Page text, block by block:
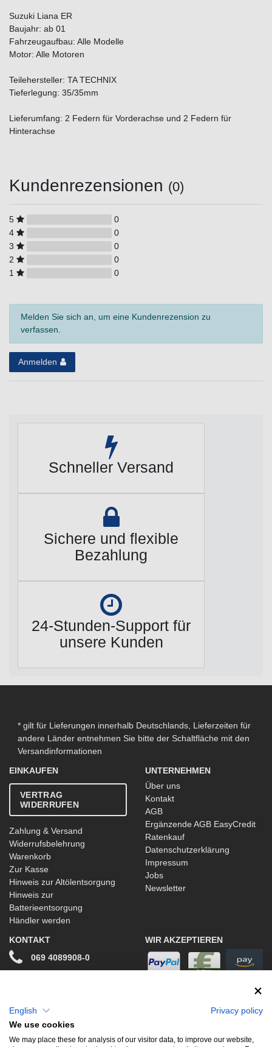
Suzuki Liana ER
Baujahr: ab 01
Fahrzeugaufbau: Alle Modelle
Motor: Alle Motoren
Teilehersteller: TA TECHNIX
Tieferlegung: 35/35mm
Lieferumfang: 2 Federn für Vorderachse und 2 Federn für
Hinterachse
Kundenrezensionen (0)
5
0
4
0
3
0
2
0
1
0
Melden Sie sich an, um eine Kundenrezension zu
verfassen.
Anmelden
Schneller Versand
Sichere und flexible
Bezahlung
24-Stunden-Support für
unsere Kunden
* gilt für Lieferungen innerhalb Deutschlands, Lieferzeiten für
andere Länder entnehmen Sie bitte der Schaltfläche mit den
Versandinformationen
EINKAUFEN
VERTRAG
WIDERRUFEN
Zahlung & Versand
Widerrufsbelehrung
Warenkorb
Zur Kasse
Hinweis zur Altölentsorgung
Hinweis zur
Batterieentsorgung
Händler werden
UNTERNEHMEN
Über uns
Kontakt
AGB
Ergänzende AGB EasyCredit
Ratenkauf
Datenschutzerklärung
Impressum
Jobs
Newsletter
KONTAKT
069 4089908-0
Facebook
WIR AKZEPTIEREN
English
Privacy policy
We use cookies
We may place these for analysis of our visitor data, to improve our website,